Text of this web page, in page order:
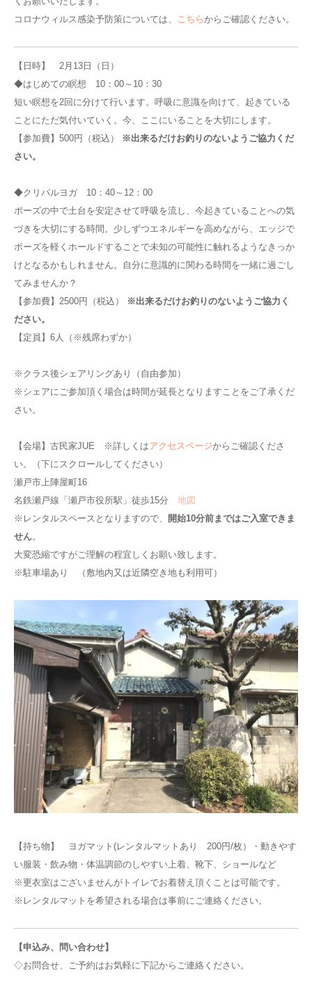
コロナウィルス感染予防策については、 こちらからご確認ください。
【日時】 2月13日（日）
◆はじめての瞑想 10：00～10：30
短い瞑想を2回に分けて行います。呼吸に意識を向けて、起きている
ことにただ気付いていく。今、ここにいることを大切にします。
【参加費】500円（税込）
※出来るだけお釣りのないようご協力くだ
さい。
◆クリパルヨガ 10：40～12：00
ポーズの中で土台を安定させて呼吸を流し、今起きていることへの気
づきを大切にする時間。少しずつエネルギーを高めながら、エッジで
ポーズを軽くホールドすることで未知の可能性に触れるようなきっか
けとなるかもしれません。自分に意識的に関わる時間を一緒に過ごし
てみませんか？
【参加費】2500円（税込）
※出来るだけお釣りのないようご協力く
ださい。
【定員】6人（※残席わずか）
※クラス後シェアリングあり（自由参加）
※シェアにご参加頂く場合は時間が延長となりますことをご了承くだ
さい。
【会場】古民家JUE ※詳しくはアクセスページからご確認くださ
い。（下にスクロールしてください）
瀬戸市上陣屋町16
名鉄瀬戸線「瀬戸市役所駅」徒歩15分 地図
※レンタルスペースとなりますので、
開始10分前まではご入室できま
せん。
大変恐縮ですがご理解の程宜しくお願い致します。
※駐車場あり （敷地内又は近隣空き地も利用可）
【持ち物】 ヨガマット(レンタルマットあり 200円/枚）・動きやす
い服装・飲み物・体温調節のしやすい上着、靴下、ショールなど
※更衣室はございませんがトイレでお着替え頂くことは可能です。
※レンタルマットを希望される場合は事前にご連絡ください。
【申込み、問い合わせ】
◇お問合せ、ご予約はお気軽に下記からご連絡ください。